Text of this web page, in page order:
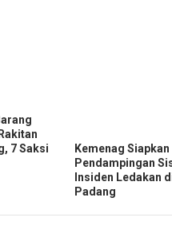
7 Saksi
Kemenag Siapkan
Pendampingan
Insiden Ledakan
Padang